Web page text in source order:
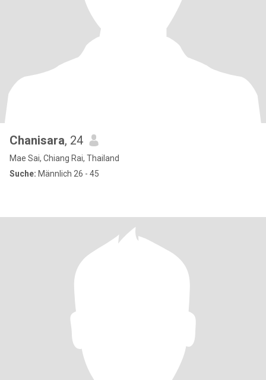
Chanisara, 24
Mae Sai, Chiang Rai, Thailand
Suche: Männlich 26 - 45